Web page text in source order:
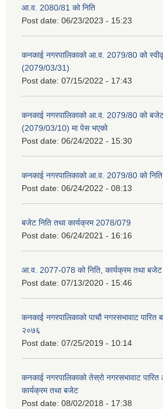
आ.व. 2080/81 को निति
Post date: 06/23/2023 - 15:23
कनकाई नगरपालिकाको आ.व. 2079/80 को
(2079/03/31)
Post date: 07/15/2022 - 17:43
कनकाई नगरपालिकाको आ.व. 2079/80 को बजेट
(2079/03/10) मा पेस भएको
Post date: 06/24/2022 - 15:30
कनकाई नगरपालिकाको आ.व. 2079/80 को निति
Post date: 06/24/2022 - 08:13
बजेट निति तथा कार्यक्रम 2078/079
Post date: 06/24/2021 - 16:16
आ.व. 2077-078 को निति, कार्यक्रम तथा बजेट
Post date: 07/13/2020 - 15:46
कनकाई नगरपालिकाको पाचौ नगरसभावाट पारित
२०७६
Post date: 07/25/2019 - 10:14
कनकाई नगरपालिकाको तेस्रो नगरसभावाट
कार्यक्रम तथा बजेट
Post date: 08/02/2018 - 17:38